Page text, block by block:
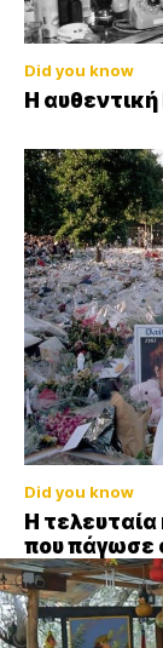
Did you know
Η αυθεντική
Did you know
Η τελευταία
που πάγωσε